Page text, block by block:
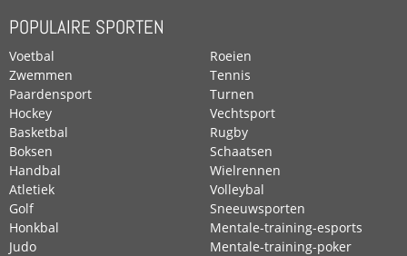
POPULAIRE SPORTEN
Voetbal
Zwemmen
Paardensport
Hockey
Basketbal
Boksen
Handbal
Atletiek
Golf
Honkbal
Judo
Roeien
Tennis
Turnen
Vechtsport
Rugby
Schaatsen
Wielrennen
Volleybal
Sneeuwsporten
Mentale-training-esports
Mentale-training-poker